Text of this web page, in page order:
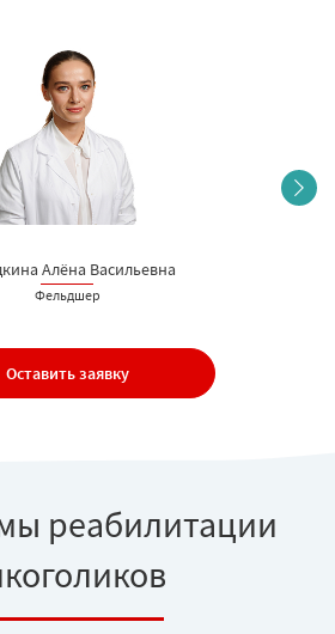
Алёна Васильевна
Фельдшер
Оставить заявку
реабилитации